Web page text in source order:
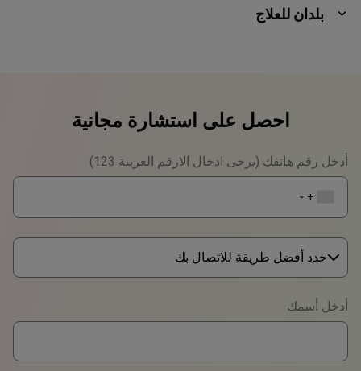
بلدان للعلاج
احصل على استشارة مجانية
أدخل رقم هاتفك (يرجى ادخال الارقم العربية 123)
+1
▼
حدد أفضل طريقة للاتصال بك
WhatsApp
Viber
أدخل أسمك